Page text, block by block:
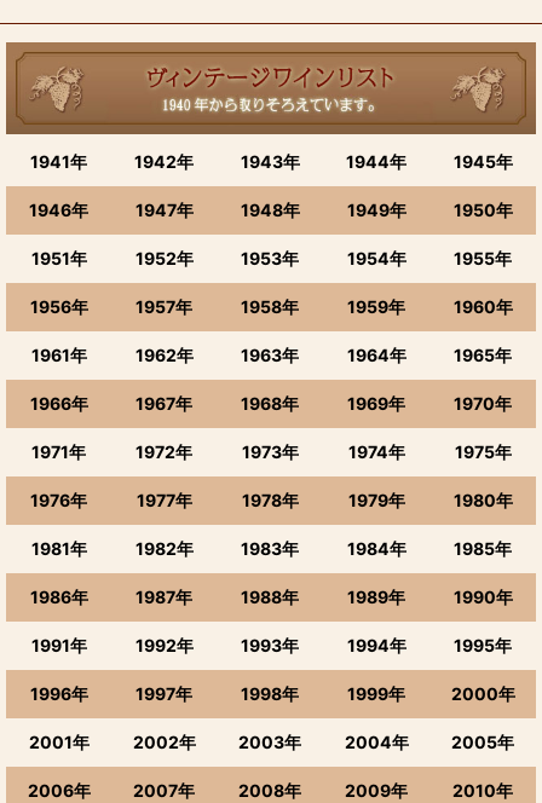
1941年 1942年 1943年 1944年 1945年
1946年 1947年 1948年 1949年 1950年
1951年 1952年 1953年 1954年 1955年
1956年 1957年 1958年 1959年 1960年
1961年 1962年 1963年 1964年 1965年
1966年 1967年 1968年 1969年 1970年
1971年 1972年 1973年 1974年 1975年
1976年 1977年 1978年 1979年 1980年
1981年 1982年 1983年 1984年 1985年
1986年 1987年 1988年 1989年 1990年
1991年 1992年 1993年 1994年 1995年
1996年 1997年 1998年 1999年 2000年
2001年 2002年 2003年 2004年 2005年
2006年 2007年 2008年 2009年 2010年